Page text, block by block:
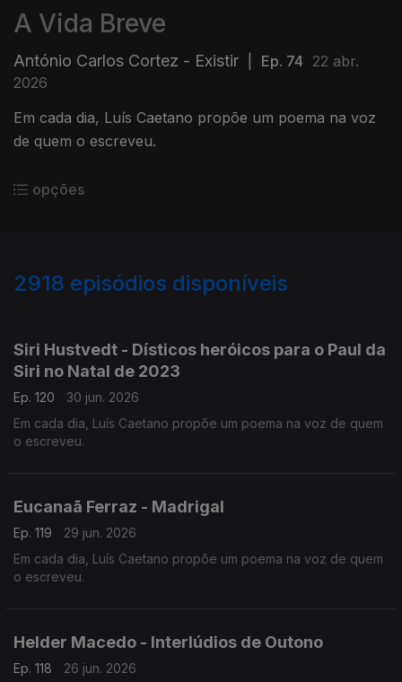
A Vida Breve
António Carlos Cortez - Existir Ep. 74 22 abr.
2026
Em cada dia, Luís Caetano propõe um poema na voz
de quem o escreveu.
opções
2918 episódios disponíveis
Siri Hustvedt - Dísticos heróicos para o Paul da
Siri no Natal de 2023
Ep. 120
30 jun. 2026
Em cada dia, Luís Caetano propõe um poema na voz de quem
o escreveu.
Eucanaã Ferraz - Madrigal
Ep. 119
29 jun. 2026
Em cada dia, Luís Caetano propõe um poema na voz de quem
o escreveu.
Helder Macedo - Interlúdios de Outono
Ep. 118
26 jun. 2026